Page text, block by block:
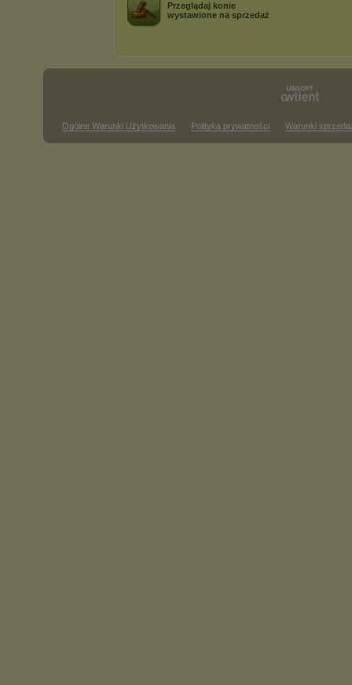
Przeglądaj konie
wystawione na sprzedaż
Ogólne Warunki Użytkowania Polityka prywatności Warunki